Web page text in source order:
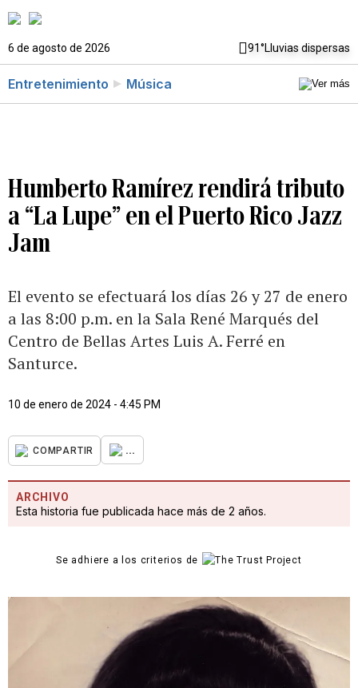
6 de agosto de 2026 91°Lluvias dispersas
Entretenimiento Música
Humberto Ramírez rendirá tributo
a “La Lupe” en el Puerto Rico Jazz
Jam
El evento se efectuará los días 26 y 27 de enero
a las 8:00 p.m. en la Sala René Marqués del
Centro de Bellas Artes Luis A. Ferré en
Santurce.
10 de enero de 2024 - 4:45 PM
COMPARTIR ...
ARCHIVO
Esta historia fue publicada hace más de 2 años.
Se adhiere a los criterios de